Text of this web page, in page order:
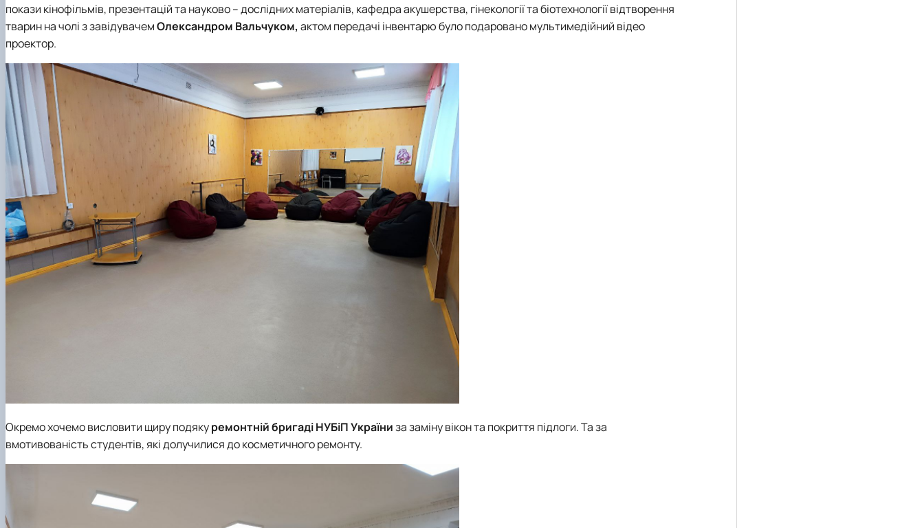
покази кінофільмів, презентацій та науково – дослідних матеріалів, кафедра акушерства, гінекології та біотехнології відтворення
тварин на чолі з завідувачемОлександром Вальчуком, актом передачі інвентарю було подаровано мультимедійний відео
проектор.
Окремо хочемо висловити щиру подякуремонтній бригаді НУБіП Україниза заміну вікон та покриття підлоги. Та за
вмотивованість студентів, які долучилися до косметичного ремонту.